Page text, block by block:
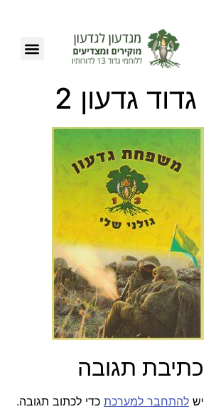
גדוד גדעון 2
כתיבת תגובה
יש להתחבר למערכת כדי לכתוב תגובה.